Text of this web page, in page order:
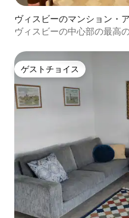
ヴィスビーのマンション・
ヴィスビーの中心部の最高
ゲストチョイス
ゲストチョイス